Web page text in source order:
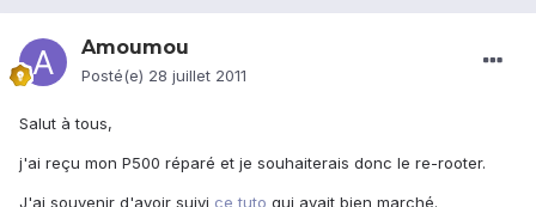
Amoumou
Posté(e) 28 juillet 2011
Salut à tous,
j'ai reçu mon P500 réparé et je souhaiterais donc le re-rooter.
J'ai souvenir d'avoir suivi ce tuto qui avait bien marché.